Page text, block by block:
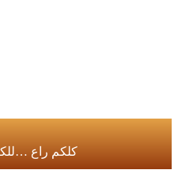
كلكم راع